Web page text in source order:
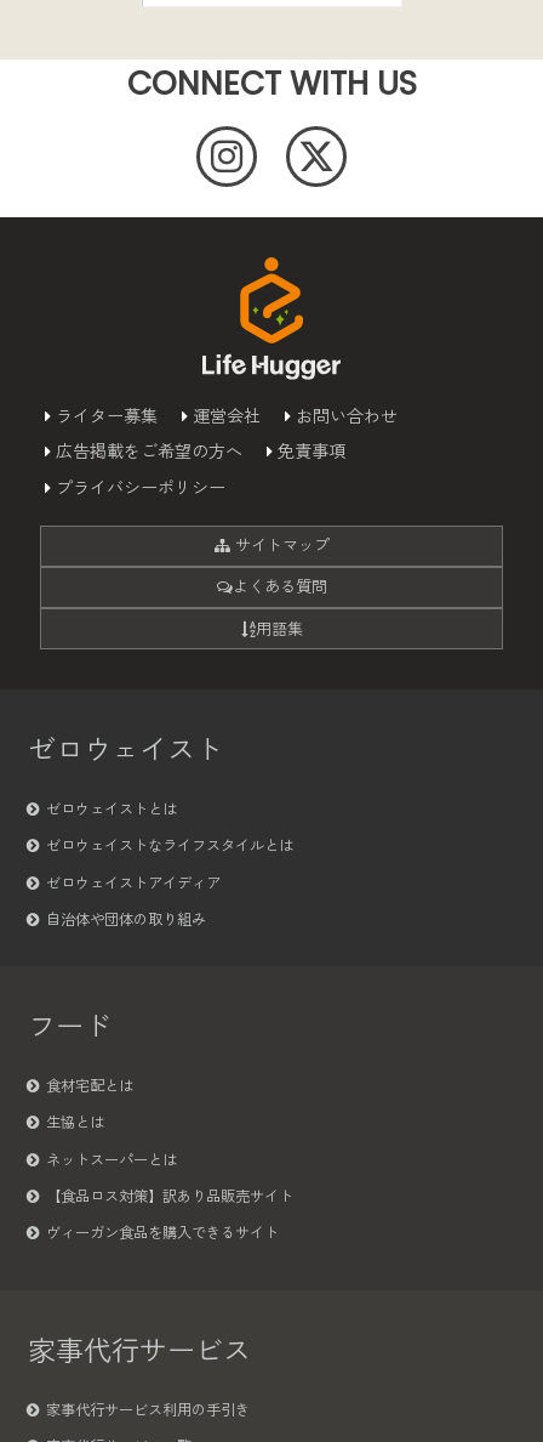
CONNECT WITH US
ライター募集 運営会社
お問い合わせ
広告掲載をご希望の方へ
免責事項
プライバシーポリシー
サイトマップ
よくある質問
用語集
ゼロウェイスト
ゼロウェイストとは
ゼロウェイストなライフスタイルとは
ゼロウェイストアイディア
自治体や団体の取り組み
フード
食材宅配とは
生協とは
ネットスーパーとは
【食品ロス対策】訳あり品販売サイト
ヴィーガン食品を購入できるサイト
家事代行サービス
家事代行サービス利用の手引き